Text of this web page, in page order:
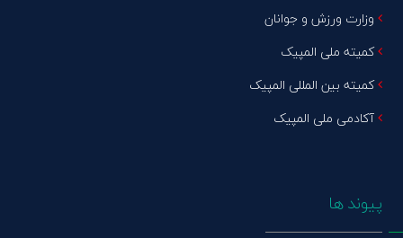
وزارت ورزش و جوانان
کمیته ملی المپیک
کمیته بین المللی المپیک
آکادمی ملی المپیک
پیوند ها